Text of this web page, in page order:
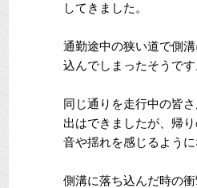
してきました。
通勤途中の狭い道で側
込んでしまったそうです
同じ通りを走行中の皆
出はできましたが、帰
音や揺れを感じるように
側溝に落ち込んだ時の